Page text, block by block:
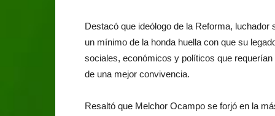
Destacó que ideólogo de la Reforma,
un mínimo de la honda huella con que su
sociales, económicos y políticos que
de una mejor convivencia.
Resaltó que Melchor Ocampo se forjó en la